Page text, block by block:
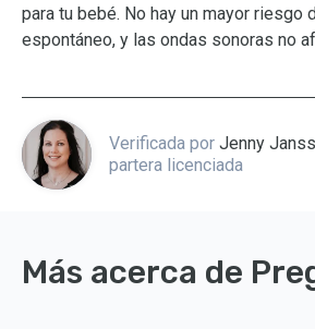
para tu bebé. No hay un mayor riesgo
espontáneo, y las ondas sonoras no
Verificada por Jenny
partera licenciada
Más acerca de